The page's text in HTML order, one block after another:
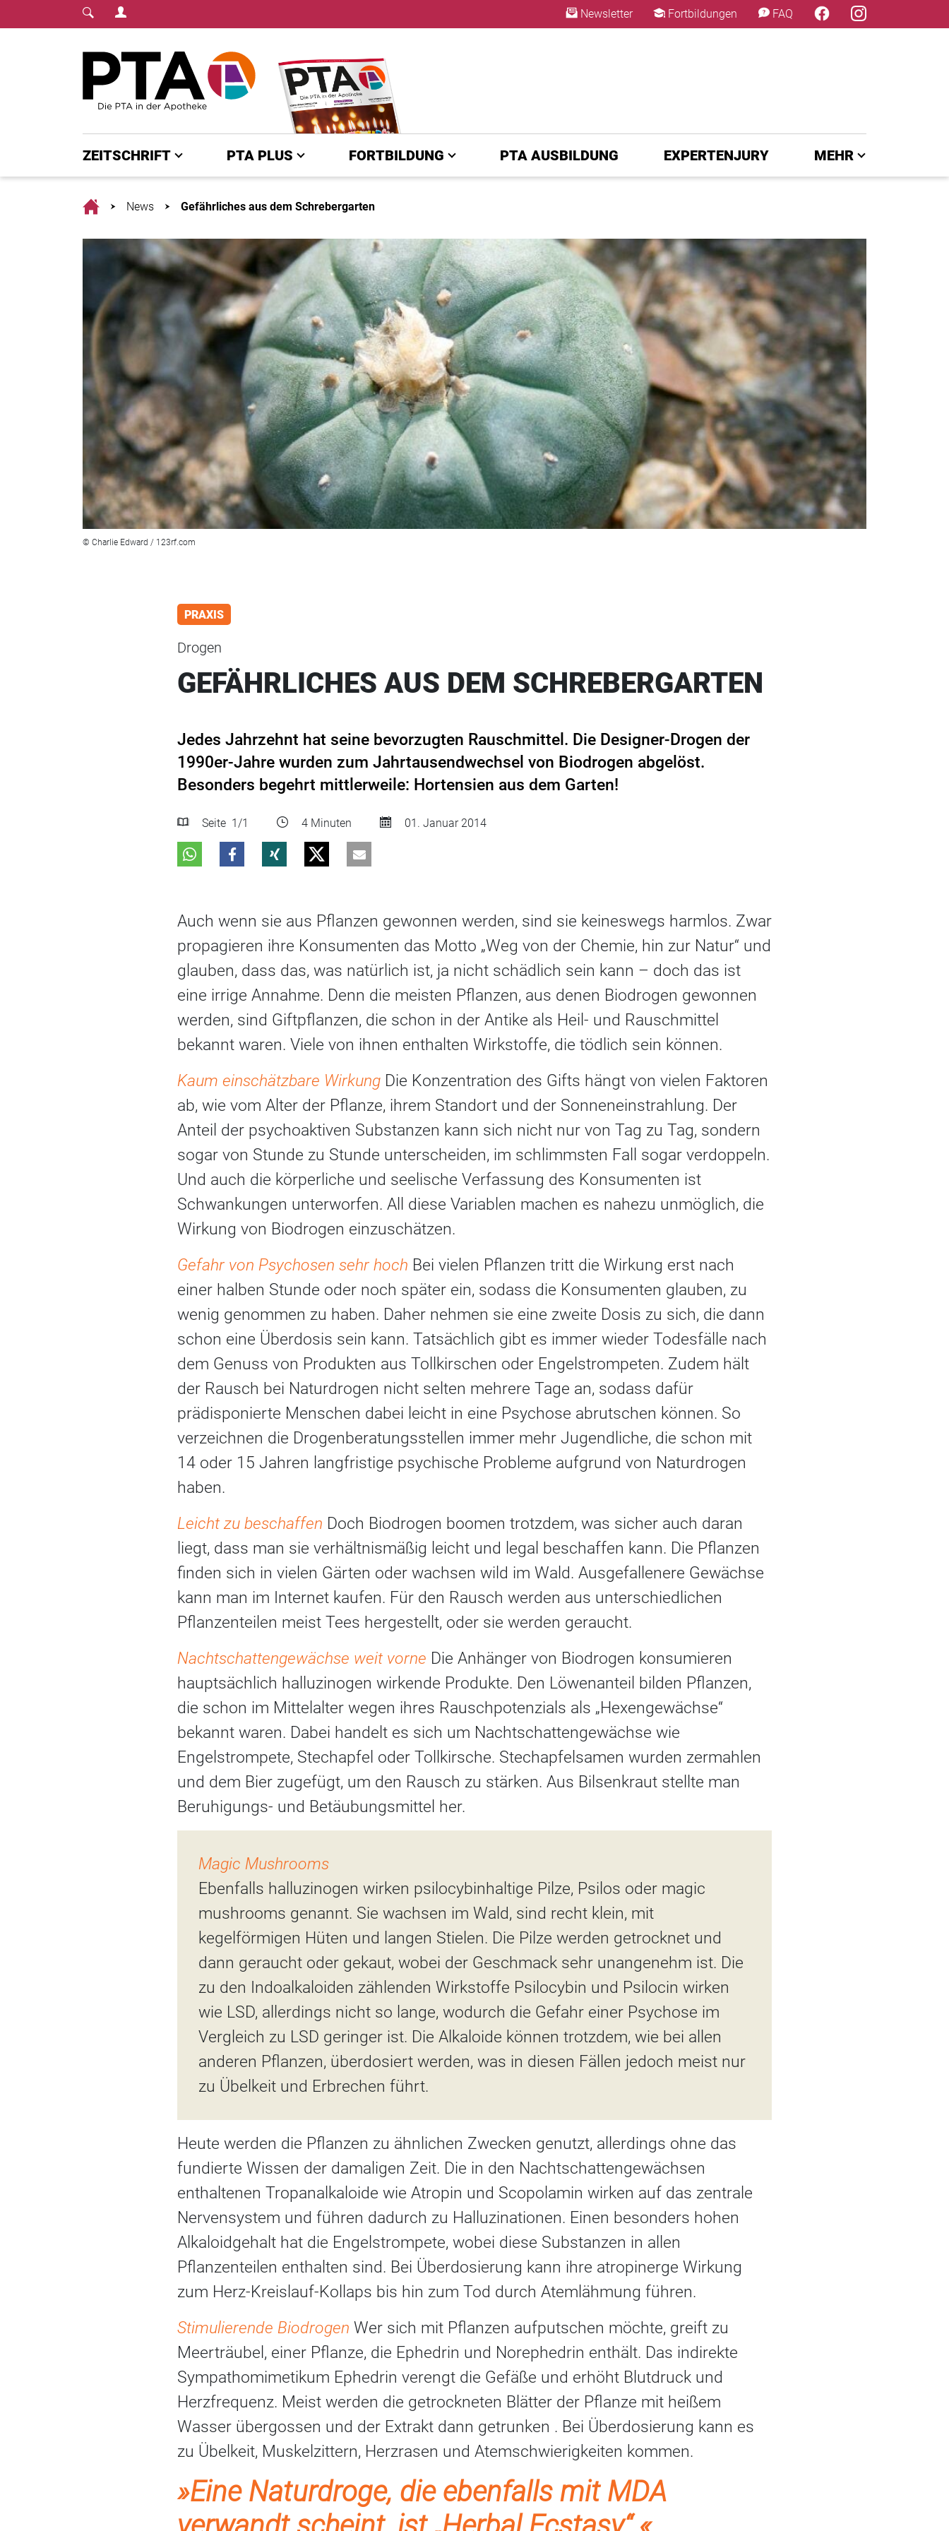
Login Menu Newsletter Fortbildungen FAQ
ZEITSCHRIFT PTA PLUS FORTBILDUNG PTA AUSBILDUNG EXPERTENJURY MEHR
HomeNews Gefährliches aus dem Schrebergarten
© Charlie Edward / 123rf.com
PRAXIS
Drogen
GEFÄHRLICHES AUS DEM SCHREBERGARTEN
Jedes Jahrzehnt hat seine bevorzugten Rauschmittel. Die Designer-Drogen der
1990er-Jahre wurden zum Jahrtausendwechsel von Biodrogen abgelöst.
Besonders begehrt mittlerweile: Hortensien aus dem Garten!
Seite 1 /1 4 Minuten 01. Januar 2014
Auch wenn sie aus Pflanzen gewonnen werden, sind sie keineswegs harmlos. Zwar
propagieren ihre Konsumenten das Motto „Weg von der Chemie, hin zur Natur“ und
glauben, dass das, was natürlich ist, ja nicht schädlich sein kann – doch das ist
eine irrige Annahme. Denn die meisten Pflanzen, aus denen Biodrogen gewonnen
werden, sind Giftpflanzen, die schon in der Antike als Heil- und Rauschmittel
bekannt waren. Viele von ihnen enthalten Wirkstoffe, die tödlich sein können.
Kaum einschätzbare Wirkung Die Konzentration des Gifts hängt von vielen Faktoren
ab, wie vom Alter der Pflanze, ihrem Standort und der Sonneneinstrahlung. Der
Anteil der psychoaktiven Substanzen kann sich nicht nur von Tag zu Tag, sondern
sogar von Stunde zu Stunde unterscheiden, im schlimmsten Fall sogar verdoppeln.
Und auch die körperliche und seelische Verfassung des Konsumenten ist
Schwankungen unterworfen. All diese Variablen machen es nahezu unmöglich, die
Wirkung von Biodrogen einzuschätzen.
Gefahr von Psychosen sehr hoch Bei vielen Pflanzen tritt die Wirkung erst nach
einer halben Stunde oder noch später ein, sodass die Konsumenten glauben, zu
wenig genommen zu haben. Daher nehmen sie eine zweite Dosis zu sich, die dann
schon eine Überdosis sein kann. Tatsächlich gibt es immer wieder Todesfälle nach
dem Genuss von Produkten aus Tollkirschen oder Engelstrompeten. Zudem hält
der Rausch bei Naturdrogen nicht selten mehrere Tage an, sodass dafür
prädisponierte Menschen dabei leicht in eine Psychose abrutschen können. So
verzeichnen die Drogenberatungsstellen immer mehr Jugendliche, die schon mit
14 oder 15 Jahren langfristige psychische Probleme aufgrund von Naturdrogen
haben.
Leicht zu beschaffen Doch Biodrogen boomen trotzdem, was sicher auch daran
liegt, dass man sie verhältnismäßig leicht und legal beschaffen kann. Die Pflanzen
finden sich in vielen Gärten oder wachsen wild im Wald. Ausgefallenere Gewächse
kann man im Internet kaufen. Für den Rausch werden aus unterschiedlichen
Pflanzenteilen meist Tees hergestellt, oder sie werden geraucht.
Nachtschattengewächse weit vorne Die Anhänger von Biodrogen konsumieren
hauptsächlich halluzinogen wirkende Produkte. Den Löwenanteil bilden Pflanzen,
die schon im Mittelalter wegen ihres Rauschpotenzials als „Hexengewächse“
bekannt waren. Dabei handelt es sich um Nachtschattengewächse wie
Engelstrompete, Stechapfel oder Tollkirsche. Stechapfelsamen wurden zermahlen
und dem Bier zugefügt, um den Rausch zu stärken. Aus Bilsenkraut stellte man
Beruhigungs- und Betäubungsmittel her.
Magic Mushrooms
Ebenfalls halluzinogen wirken psilocybinhaltige Pilze, Psilos oder magic
mushrooms genannt. Sie wachsen im Wald, sind recht klein, mit
kegelförmigen Hüten und langen Stielen. Die Pilze werden getrocknet und
dann geraucht oder gekaut, wobei der Geschmack sehr unangenehm ist. Die
zu den Indoalkaloiden zählenden Wirkstoffe Psilocybin und Psilocin wirken
wie LSD, allerdings nicht so lange, wodurch die Gefahr einer Psychose im
Vergleich zu LSD geringer ist. Die Alkaloide können trotzdem, wie bei allen
anderen Pflanzen, überdosiert werden, was in diesen Fällen jedoch meist nur
zu Übelkeit und Erbrechen führt.
Heute werden die Pflanzen zu ähnlichen Zwecken genutzt, allerdings ohne das
fundierte Wissen der damaligen Zeit. Die in den Nachtschattengewächsen
enthaltenen Tropanalkaloide wie Atropin und Scopolamin wirken auf das zentrale
Nervensystem und führen dadurch zu Halluzinationen. Einen besonders hohen
Alkaloidgehalt hat die Engelstrompete, wobei diese Substanzen in allen
Pflanzenteilen enthalten sind. Bei Überdosierung kann ihre atropinerge Wirkung
zum Herz-Kreislauf-Kollaps bis hin zum Tod durch Atemlähmung führen.
Stimulierende Biodrogen Wer sich mit Pflanzen aufputschen möchte, greift zu
Meerträubel, einer Pflanze, die Ephedrin und Norephedrin enthält. Das indirekte
Sympathomimetikum Ephedrin verengt die Gefäße und erhöht Blutdruck und
Herzfrequenz. Meist werden die getrockneten Blätter der Pflanze mit heißem
Wasser übergossen und der Extrakt dann getrunken . Bei Überdosierung kann es
zu Übelkeit, Muskelzittern, Herzrasen und Atemschwierigkeiten kommen.
»Eine Naturdroge, die ebenfalls mit MDA
×